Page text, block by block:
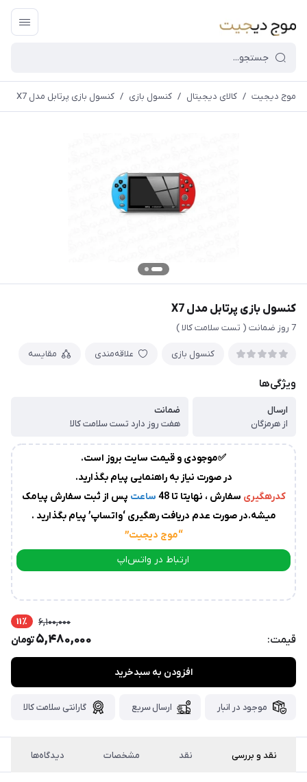
قیمت و
زمان
آماده
سازی
به
پست
1
الی
باشد.
درصورت
ارسال
سوی
دریافت
کدرهگیریسفارش
کاری پس
ثبت
موج دیجیت / کالای دیجیتال / كنسول بازی / کنسول بازی پرتابل مدل X7
کنسول بازی پرتابل مدل X7
7 روز ضمانت ( تست سلامت کالا )
كنسول بازی علاقه‌مندی مقایسه
ویژگی‌ها
ارسال
از هرمزگان
ضمانت
هفت روز دارد تست سلامت کالا
✅موجودی و قیمت سایت بروز است.
در صورت نیاز به راهنمایی پیام بگذارید.
کدرهگیری سفارش ، نهایتا تا 48 ساعت پس از ثبت سفارش پیامک
میشه.در صورت عدم دریافت رهگیری ‘واتساپ’ پیام بگذارید .
“موج دیجیت”
ارتباط در واتس‌اپ
قیمت:
6,100,000 11٪
5,480,000تومان
افزودن به سبدخرید
موجود در انبار ارسال سریع گارانتی سلامت کالا
نقد و بررسی نقد مشخصات دیدگاه‌ها